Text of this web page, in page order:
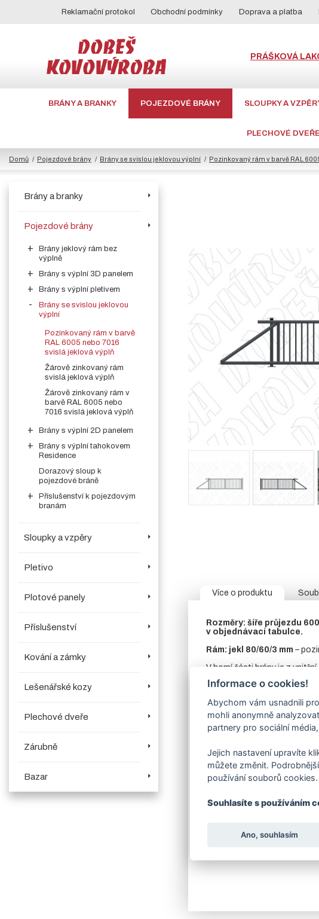
Reklamační protokol Obchodní podmínky Doprava a platba
PRÁŠKOVÁ
BRÁNY A BRANKY POJEZDOVÉ BRÁNY SLOUPKY A
PLECHOVÉ DVEŘE
Domů Pojezdové brány Brány se svislou jeklovou výplní Pozinkovaný rám v barvě RAL
Brány a branky
Pojezdové brány
Brány jeklový rám bez
výplně
Brány s výplní 3D panelem
Brány s výplní pletivem
Brány se svislou jeklovou
výplní
Pozinkovaný rám v barvě
RAL 6005 nebo 7016
svislá jeklová výplň
Žárově zinkovaný rám
svislá jeklová výplň
Žárově zinkovaný rám v
barvě RAL 6005 nebo
7016 svislá jeklová výplň
Brány s výplní 2D panelem
Brány s výplní tahokovem
Residence
Dorazový sloup k
pojezdové bráně
Příslušenství k pojezdovým
branám
Sloupky a vzpěry
Pletivo
Plotové panely
Příslušenství
Kování a zámky
Lešenářské kozy
Plechové dveře
Zárubně
Bazar
Více o produktu
Rozměry: šíře průjezdu
v objednávací tabulce.
Rám: jekl 80/60/3 mm –
V horní části brány je z vnitřní
Sloup: vodící sloup jekl
Výplň: svislevevařenýjekl
Sada komponent pro
produktech.
V případě
Povrchová úprava: RAL
v objednávací tabulce:
Informace o cookies!
Abychom vám usnadnili
mohli anonymně
partnery pro sociální
Jejich nastavení upravíte
můžete změnit.
používání souborů cookies.
Souhlasíte s používáním
Ano, souhlasím